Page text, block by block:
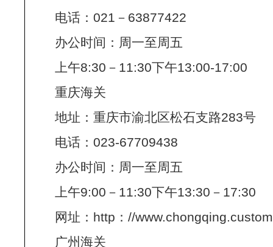
电话：021－63877422
办公时间：周一至周五
上午8:30－11:30下午13:00-17:00
重庆海关
地址：重庆市渝北区松石支路283号
电话：023-67709438
办公时间：周一至周五
上午9:00－11:30下午13:30－17:30
网址：http：//
广州海关